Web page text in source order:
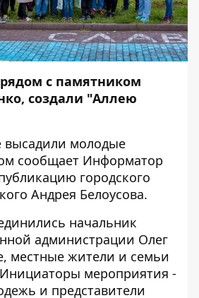
с памятником
создали "Аллею
высадили молодые
сообщает Информатор
городского
Андрея Белоусова.
начальник
администрации Олег
местные жители и семьи
мероприятия -
и представители